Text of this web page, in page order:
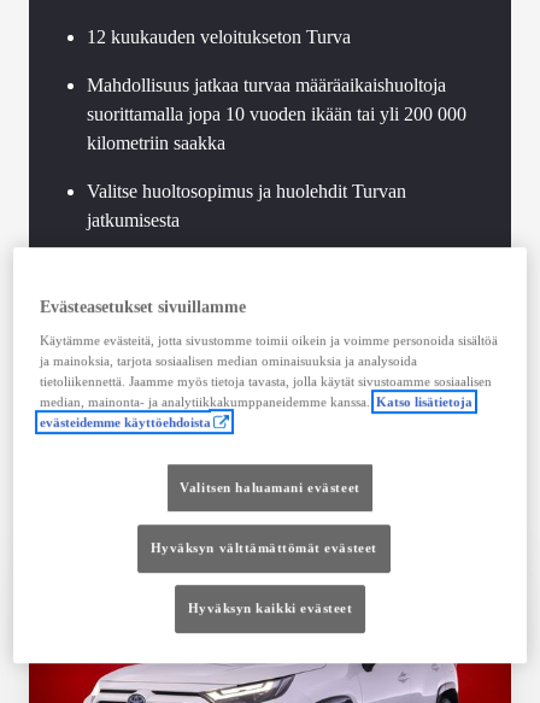
12 kuukauden veloitukseton Turva
Mahdollisuus jatkaa turvaa määräaikaishuoltoja
suorittamalla jopa 10 vuoden ikään tai yli 200 000
kilometriin saakka
Valitse huoltosopimus ja huolehdit Turvan
jatkumisesta
tekninen tarkastus
Voimassaoleva Hybrid Health Check jokaisessa
Toyota-hybridissä
Saatavilla Easy Osamaksu -rahoitus ja Toyota
Evästeasetukset sivuillamme
Käytämme evästeitä, jotta sivustomme toimii oikein ja voimme personoida sisältöä
ja mainoksia, tarjota sosiaalisen median ominaisuuksia ja analysoida
tietoliikennettä. Jaamme myös tietoja tavasta, jolla käytät sivustoamme sosiaalisen
median, mainonta- ja analytiikkakumppaneidemme kanssa. Katso lisätietoja
evästeidemme käyttöehdoista
Valitsen haluamani evästeet
Hyväksyn välttämättömät evästeet
Hyväksyn kaikki evästeet